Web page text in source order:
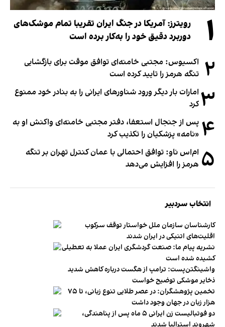
۱
رویترز: آمریکا در جنگ ایران تقریبا تمام موشک‌های
دوربرد دقیق خود را به‌کار برده است
۲ اکسیوس: مجتبی خامنه‌ای توافق موقت برای بازگشایی
تنگه هرمز را تایید کرده است
۳ امارات بار دیگر ورود شناورهای ایرانی را به بنادر خود ممنوع
کرد
۴ پس از جنجال استعفا، دفتر مجتبی خامنه‌ای واکنش او به
«نامه» پزشکیان را تکذیب کرد
۵ ام‌اس ناو: توافق احتمالی با عمان کنترل تهران بر تنگه
هرمز را افزایش می‌دهد
انتخاب سردبیر
کارشناسان سازمان ملل خواستار توقف سرکوب
اقلیت‌های اتنیکی در ایران شدند
نشریه پیام ما: صنعت گردشگری ایران عملا به تعطیلی
کشیده شده است
واشینگتن‌پست: ترامپ از هگست درباره کاهش شدید
ذخایر موشکی توضیح خواست
تخمین پژوهشگران: در عصر طلایی تنوع زبانی، تا ۷۵
هزار زبان در جهان وجود داشت
دو فوتبالیست زن ایرانی ۵ ماه پس از پناهندگی،
شهروند استرالیا شدند